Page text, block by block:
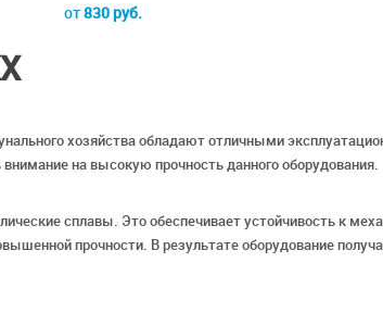
от830 руб.
хозяйства обладают отличными
на высокую прочность данного оборудования.
сплавы. Это обеспечивает устойчивость к
прочности. В результате оборудование